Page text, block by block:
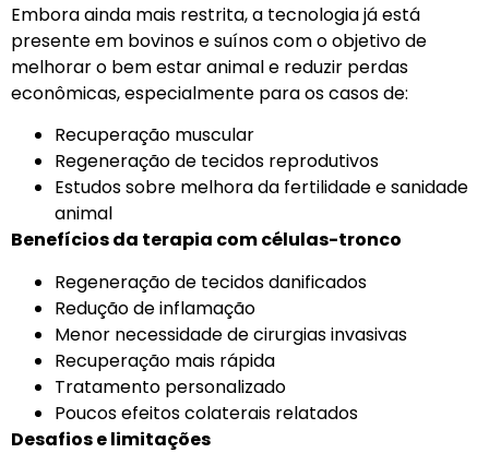
Embora ainda mais restrita, a tecnologia já está
presente em bovinos e suínos com o objetivo de
melhorar o bem estar animal e reduzir perdas
econômicas, especialmente para os casos de:
Recuperação muscular
Regeneração de tecidos reprodutivos
Estudos sobre melhora da fertilidade e sanidade
animal
Benefícios da terapia com células-tronco
Regeneração de tecidos danificados
Redução de inflamação
Menor necessidade de cirurgias invasivas
Recuperação mais rápida
Tratamento personalizado
Poucos efeitos colaterais relatados
Desafios e limitações